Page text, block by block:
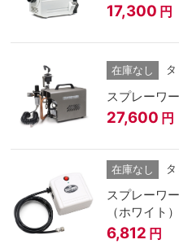
17,300 円
在庫なし タ
スプレーワ
27,600 円
在庫なし タ
スプレーワ
（ホワイト）
6,812 円